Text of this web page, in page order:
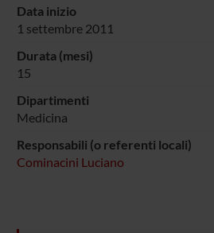
Data inizio
1 settembre 2011
Durata (mesi)
15
Dipartimenti
Medicina
Responsabili (o referenti locali)
Cominacini Luciano